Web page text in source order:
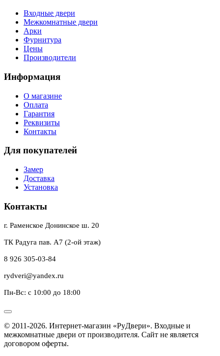
Входные двери
Межкомнатные двери
Арки
Фурнитура
Цены
Производители
Информация
О магазине
Оплата
Гарантия
Реквизиты
Контакты
Для покупателей
Замер
Доставка
Установка
Контакты
г. Раменское Донинское ш. 20
ТК Радуга пав. А7 (2-ой этаж)
8 926 305-03-84
rydveri@yandex.ru
Пн-Вс: с 10:00 до 18:00
© 2011-2026. Интернет-магазин «РуДвери». Входные и
межкомнатные двери от производителя. Сайт не является
договором оферты.